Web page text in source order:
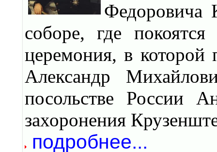
Федоровича
соборе, где
церемония, в
Александр
посольстве России
захоронения
подробнее...